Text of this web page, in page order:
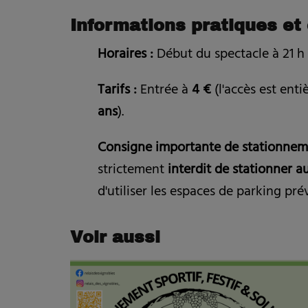
Informations pratiques
Horaires :Début du spectacle à 21
Tarifs :Entrée à4 €(l'accès est
ans).
Consigne importante de
strictementinterdit de stationner
d'utiliser les espaces de parking
Voir aussi